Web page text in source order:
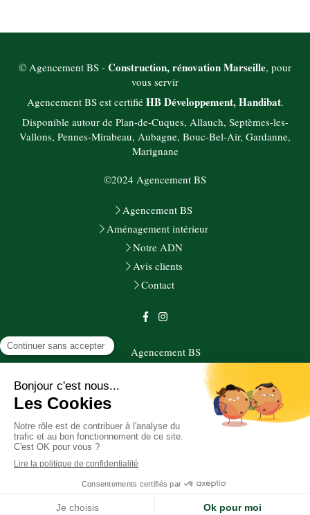
© Agencement BS - Construction, rénovation Marseille, pour
vous servir
Agencement BS est certifié HB Développement, Handibat.
Disponible autour de Plan-de-Cuques, Allauch, Septèmes-les-
Vallons, Pennes-Mirabeau, Aubagne, Bouc-Bel-Air, Gardanne,
Marignane
©2024 Agencement BS
Agencement BS
Aménagement intérieur
Notre ADN
Avis clients
Contact
Agencement BS
27 boulevard du Maréchal Juin
Mentions légales
Aménagement intérieur, aménagement extérieur
Demander un devis